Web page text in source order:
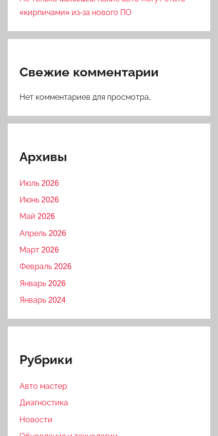
«кирпичами» из-за нового ПО
Свежие комментарии
Нет комментариев для просмотра.
Архивы
Июль 2026
Июнь 2026
Май 2026
Апрель 2026
Март 2026
Февраль 2026
Январь 2026
Январь 2024
Рубрики
Авто мастер
Диагностика
Новости